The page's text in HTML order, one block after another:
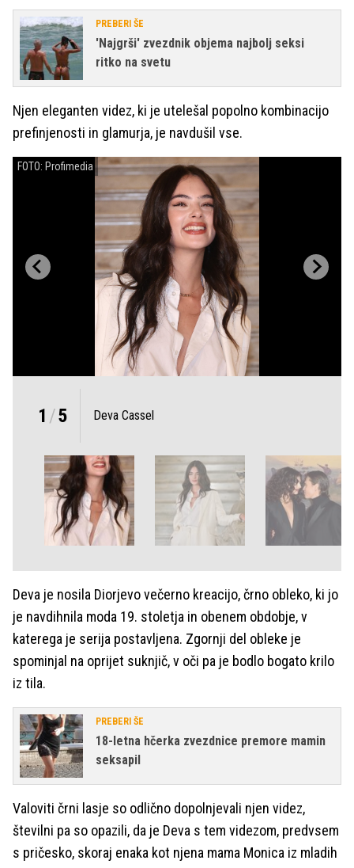
PREBERI ŠE
'Najgrši' zvezdnik objema najbolj seksi
ritko na svetu
Njen eleganten videz, ki je utelešal popolno kombinacijo
prefinjenosti in glamurja, je navdušil vse.
FOTO: Profimedia
1 /5 Deva Cassel
Deva je nosila Diorjevo večerno kreacijo, črno obleko, ki jo
je navdihnila moda 19. stoletja in obenem obdobje, v
katerega je serija postavljena. Zgornji del obleke je
spominjal na oprijet suknjič, v oči pa je bodlo bogato krilo
iz tila.
PREBERI ŠE
18-letna hčerka zvezdnice premore mamin
seksapil
Valoviti črni lasje so odlično dopolnjevali njen videz,
številni pa so opazili, da je Deva s tem videzom, predvsem
s pričesko, skoraj enaka kot njena mama Monica iz mladih